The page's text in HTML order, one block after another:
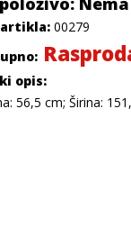
00279
opis:
56,5 cm; Širina: